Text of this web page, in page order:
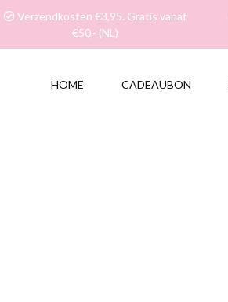
Verzendkosten €3,95. Gratis vanaf
€50,- (NL)
HOME CADEAUBON